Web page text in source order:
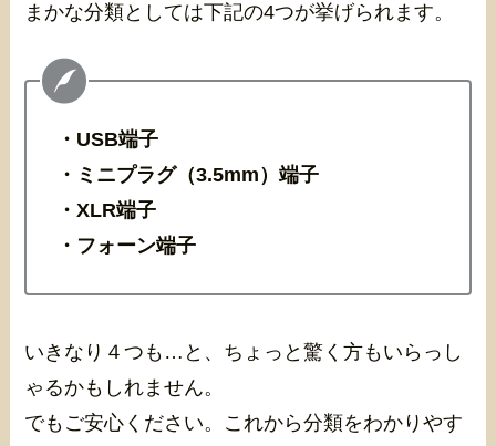
まかな分類としては下記の4つが挙げられます。
・USB端子
・ミニプラグ（3.5mm）端子
・XLR端子
・フォーン端子
いきなり４つも…と、ちょっと驚く方もいらっし
ゃるかもしれません。
でもご安心ください。これから分類をわかりやす